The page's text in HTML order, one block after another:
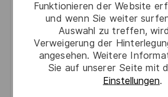
Funktionieren der Website
und wenn Sie weiter
Auswahl zu treffen,
Verweigerung der
angesehen. Weitere
Sie auf unserer Seite mit
Einstellungen.
Email
(Required)
Required
Prüfen Sie die Bedingungen für die
persönlicher Daten und stimmen
Aktivieren